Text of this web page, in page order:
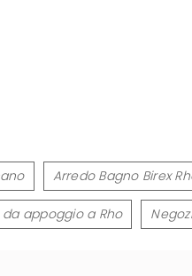
Arredo Bagno Birex
appoggio a Rho